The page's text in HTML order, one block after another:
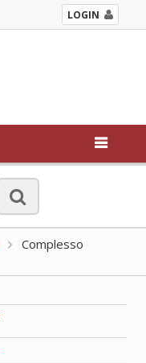
LOGIN
Complesso